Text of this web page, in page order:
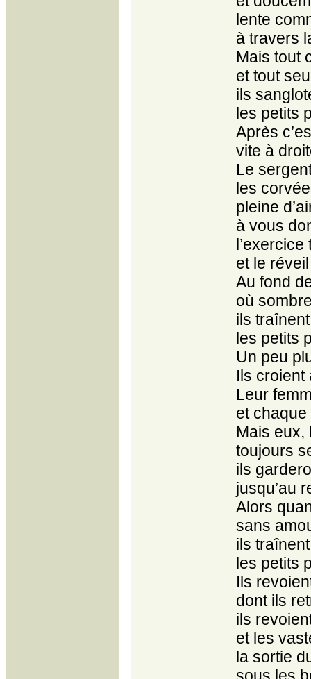
lente
à travers
Mais tout
et tout
ils
les petits
Après
vite à
Le
les
pleine
à vous
et le
Au fond
où
ils
les petits
Un peu
Ils croient
Leur
et
Mais eux,
toujours
ils
jusqu’au
Alors
sans
ils
les petits
Ils
dont ils
ils
et les
la sortie